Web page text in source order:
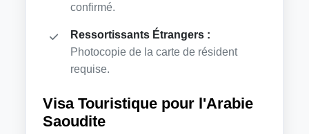
confirmé.
Ressortissants Étrangers :
Photocopie de la carte de résident
requise.
Visa Touristique pour l'Arabie
Saoudite